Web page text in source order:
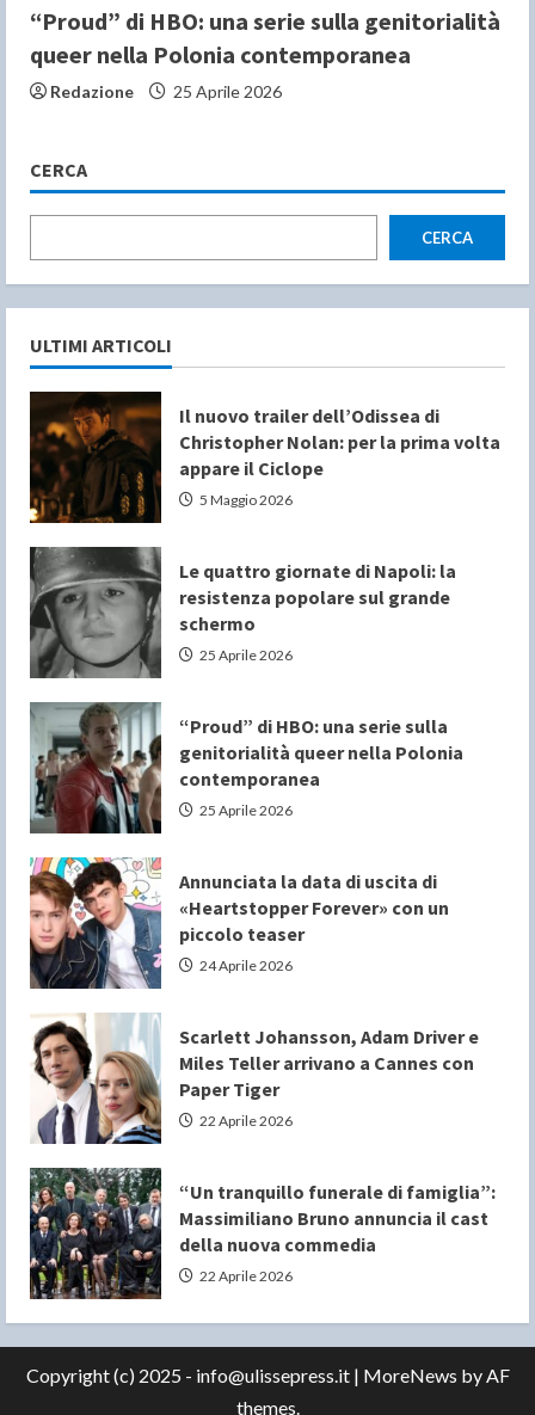
“Proud” di HBO: una serie sulla genitorialità
queer nella Polonia contemporanea
Redazione 25 Aprile 2026
CERCA
CERCA
ULTIMI ARTICOLI
Il nuovo trailer dell’Odissea di
Christopher Nolan: per la prima volta
appare il Ciclope
5 Maggio 2026
Le quattro giornate di Napoli: la
resistenza popolare sul grande
schermo
25 Aprile 2026
“Proud” di HBO: una serie sulla
genitorialità queer nella Polonia
contemporanea
25 Aprile 2026
Annunciata la data di uscita di
«Heartstopper Forever» con un
piccolo teaser
24 Aprile 2026
Scarlett Johansson, Adam Driver e
Miles Teller arrivano a Cannes con
Paper Tiger
22 Aprile 2026
“Un tranquillo funerale di famiglia”:
Massimiliano Bruno annuncia il cast
della nuova commedia
22 Aprile 2026
Copyright (c) 2025 - info@ulissepress.it | MoreNews by AF
themes.